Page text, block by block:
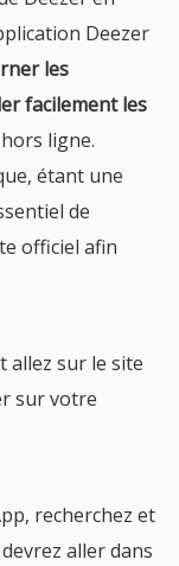
Deezer
les
facilement les
ligne.
étant une
de
officiel afin
allez sur le site
sur votre
recherchez et
aller dans